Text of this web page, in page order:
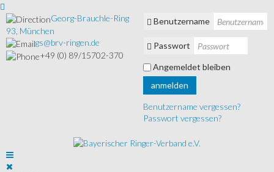
Georg-Brauchle-Ring
93, München
gs@brv-ringen.de
+49 (0) 89/15702-370
Benutzername
Passwort
Angemeldet bleiben
anmelden
Benutzername vergessen?
Passwort vergessen?